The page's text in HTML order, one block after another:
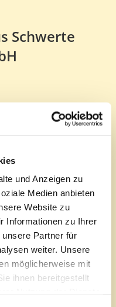
und Anzeigen zu
Medien anbieten
Website zu
Informationen zu Ihrer
Partner für
weiter. Unsere
möglicherweise mit
ihnen bereitgestellt
Schwerte